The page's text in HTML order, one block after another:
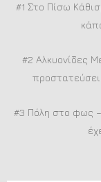
#1 Στο Πίσω
#2 Αλκυονίδες
προστατεύσει
#3 Πόλη στο φως